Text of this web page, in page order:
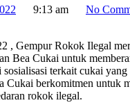
9:13 am No
, Gempur Rokok Ilegal
Bea Cukai untuk
terkait cukai yang
Cukai berkomitmen untuk
rokok ilegal.